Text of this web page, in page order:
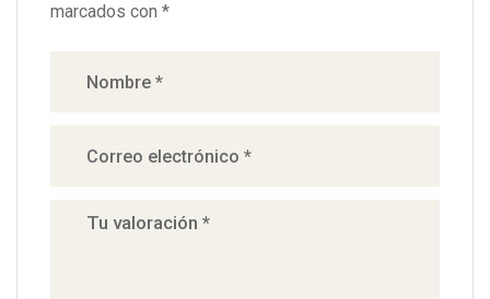
marcados con *